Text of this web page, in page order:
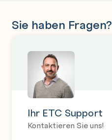
Sie haben Fragen?
Ihr ETC Support
Kontaktieren Sie uns!